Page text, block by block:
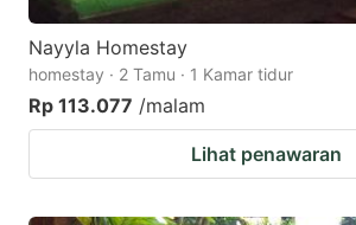
changing
dates.
Nayyla Homestay
homestay · 2 Tamu · 1 Kamar tidur
Rp 113.077 /malam
Lihat penawaran